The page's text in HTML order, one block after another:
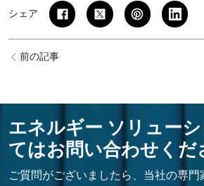
シェア
前の記事
エネルギー ソリュー
てはお問い合わせくだ
ご質問がございましたら、当社の専門